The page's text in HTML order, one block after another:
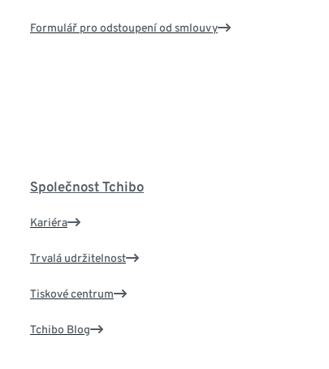
Formulář pro odstoupení od smlouvy
Společnost Tchibo
Kariéra
Trvalá udržitelnost
Tiskové centrum
Tchibo Blog